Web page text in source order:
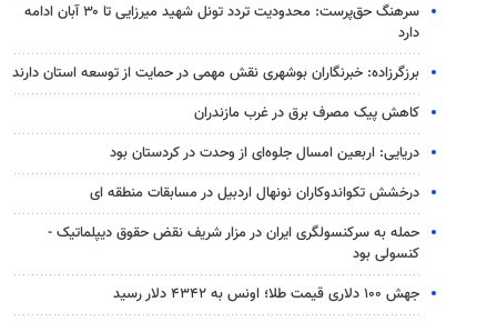
سرهنگ حق‌پرست: محدودیت تردد تونل شهید میرزایی تا ۳۰ آبان ادامه
دارد
برزگرزاده: خبرنگاران بوشهری نقش مهمی در حمایت از توسعه استان دارند
کاهش پیک مصرف برق در غرب مازندران
دریایی: اربعین امسال جلوه‌ای از وحدت در کردستان بود
درخشش تکواندوکاران نونهال اردبیل در مسابقات منطقه ای
حمله به سرکنسولگری ایران در مزار شریف نقض حقوق دیپلماتیک -
کنسولی بود
جهش ۱۰۰ دلاری قیمت طلا؛ اونس به ۴۳۴۲ دلار رسید